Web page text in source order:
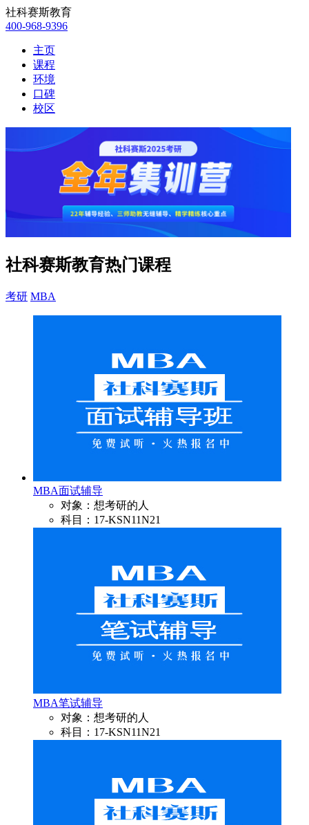
社科赛斯教育
400-968-9396
主页
课程
环境
口碑
校区
社科赛斯教育热门课程
考研 MBA
MBA面试辅导
对象：想考研的人
科目：17-KSN11N21
MBA笔试辅导
对象：想考研的人
科目：17-KSN11N21